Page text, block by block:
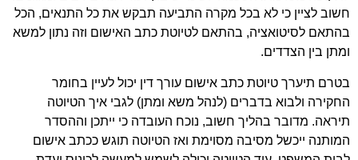
חשוב לציין כי לא בכל מקרה התביעה תבקש את כל התנאים, הכל
בהתאם לסיטואציה, בהתאם לטיוטת כתב האישום וזה נתון למשא
ומתן בין הצדדים.
בטרם תיערך טיוטת כתב אישום עורך דין יכול לעיין בחומר
החקירה ולבוא בדברים (לנהל משא ומתן) לגבי איך הטיוטה
תיראה. מדובר בהליך חשוב, נוכח העובדה כי ייתכן וההסדר
המותנה ייכשל מסיבה מסוימת ואז הטיוטה תוגש ככתב אישום